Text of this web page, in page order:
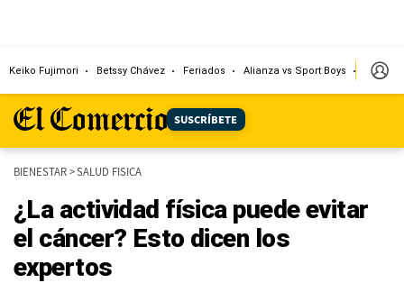
SUSCRÍBETE
Keiko Fujimori Betssy Chávez Feriados Alianza vs Sport Boys Jorge
BIENESTAR>SALUD FISICA
¿La actividad física puede evitar
el cáncer? Esto dicen los
expertos